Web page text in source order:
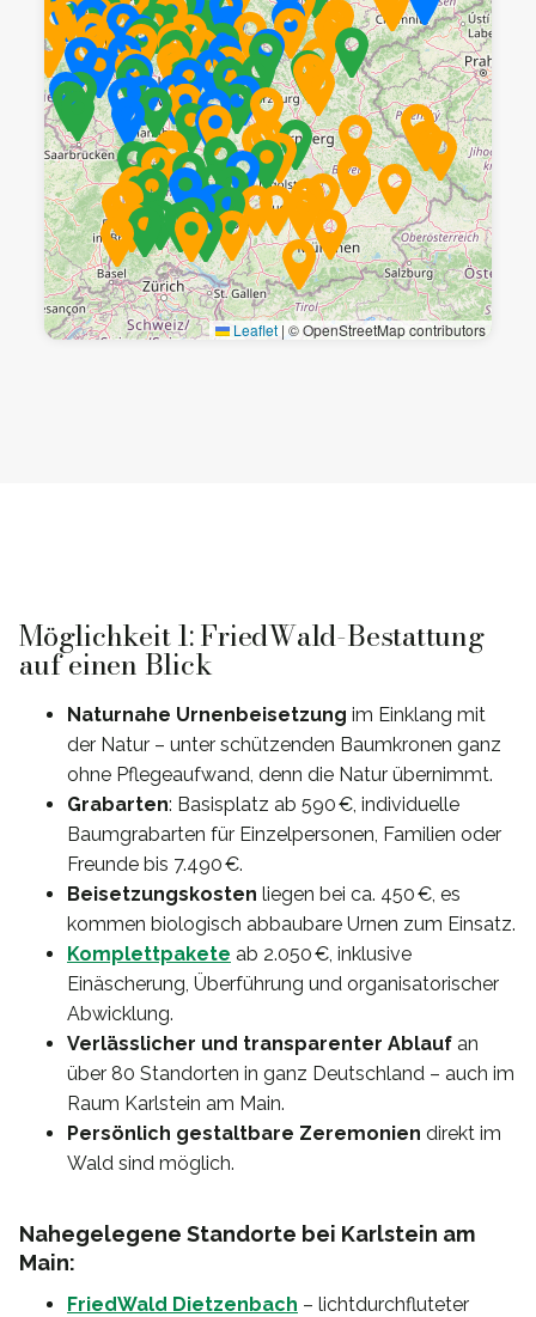
Leaflet | © OpenStreetMap contributors
Möglichkeit 1: FriedWald-Bestattung
auf einen Blick
Naturnahe Urnenbeisetzung im Einklang mit
der Natur – unter schützenden Baumkronen ganz
ohne Pflegeaufwand, denn die Natur übernimmt.
Grabarten: Basisplatz ab 590 €, individuelle
Baumgrabarten für Einzelpersonen, Familien oder
Freunde bis 7.490 €.
Beisetzungskosten liegen bei ca. 450 €, es
kommen biologisch abbaubare Urnen zum Einsatz.
Komplettpakete ab 2.050 €, inklusive
Einäscherung, Überführung und organisatorischer
Abwicklung.
Verlässlicher und transparenter Ablauf an
über 80 Standorten in ganz Deutschland – auch im
Raum Karlstein am Main.
Persönlich gestaltbare Zeremonien direkt im
Wald sind möglich.
Nahegelegene Standorte bei Karlstein am
Main:
FriedWald Dietzenbach – lichtdurchfluteter